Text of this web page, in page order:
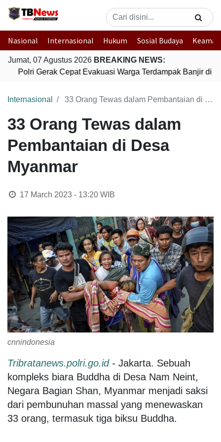
Nasional Internasional Hukum Sosial Budaya
Jumat, 07 Agustus 2026 BREAKING NEWS:
Polri Gerak Cepat Evakuasi Warga Terdampak Banjir di
Internasional 33 Orang Tewas dalam Pembantaian di Desa Myanmar
33 Orang Tewas dalam
Pembantaian di Desa
Myanmar
17 March 2023 - 13:20WIB
cnnindonesia
Tribratanews.polri.go.id- Jakarta. Sebuah
kompleks biara Buddha di Desa Nam Neint,
Negara Bagian Shan, Myanmar menjadi saksi
dari pembunuhan massal yang menewaskan
33 orang, termasuk tiga biksu Buddha.